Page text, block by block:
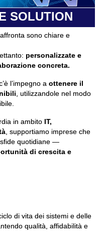
SOLUTION
sono chiare e
personalizzate e
concreta.
l’impegno a ottenere il
, utilizzandole nel modo
in ambito IT,
, supportiamo imprese che
quotidiane —
di crescita e
di vita dei sistemi e delle
qualità, affidabilità e